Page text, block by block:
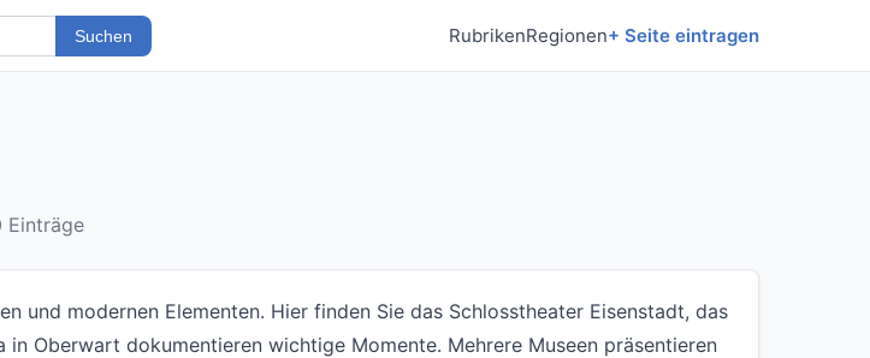
Suchen RubrikenRegionen+ Seite eintragen
Einträge
und modernen Elementen. Hier finden Sie das Schlosstheater Eisenstadt, das
Oberwart dokumentieren wichtige Momente. Mehrere Museen präsentieren